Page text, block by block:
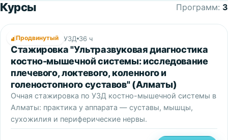
Курсы Программ: 3
Продвинутый
Стажировки по УЗД 36 ч
Стажировка "Ультразвуковая диагностика
костно-мышечной системы: исследование
плечевого, локтевого, коленного и
голеностопного суставов" (Алматы)
Очная стажировка по УЗД костно-мышечной системы в
Алматы: практика у аппарата — суставы, мышцы,
сухожилия и периферические нервы.